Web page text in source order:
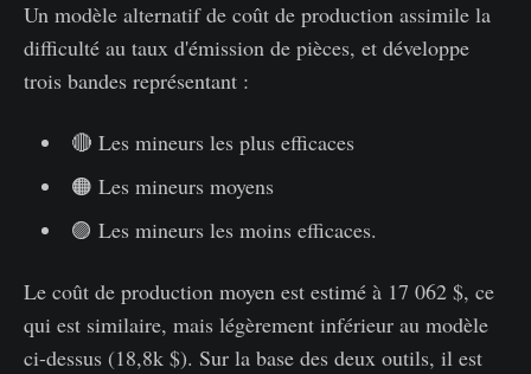
Un modèle alternatif de coût de production assimile la
difficulté au taux d'émission de pièces, et développe
trois bandes représentant :
🔴 Les mineurs les plus efficaces
🟠 Les mineurs moyens
🟣 Les mineurs les moins efficaces.
Le coût de production moyen est estimé à 17 062 $, ce
qui est similaire, mais légèrement inférieur au modèle
ci-dessus (18,8k $). Sur la base des deux outils, il est